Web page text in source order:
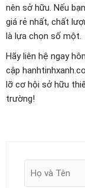
nên sở hữu. Nếu
giá rẻ nhất, chất
là lựa chọn số một.
Hãy liên hệ ngay
cập
lỡ cơ hội sở hữu
trường!